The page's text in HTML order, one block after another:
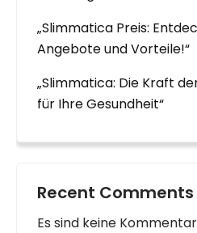
„Slimmatica Preis:
Angebote und Vorteile!“
„Slimmatica: Die Kraft
für Ihre Gesundheit“
Recent Comments
Es sind keine